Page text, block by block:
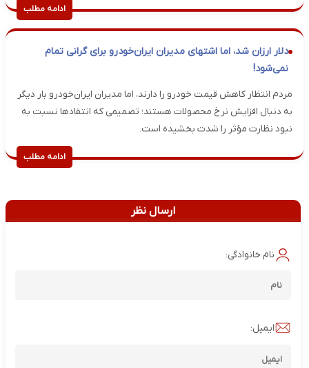
ادامه مطلب
دلار ارزان شد، اما اشتهای مدیران ایران‌خودرو برای گرانی تمام
نمی‌شود!
مردم انتظار کاهش قیمت خودرو را دارند، اما مدیران ایران‌خودرو بار دیگر
به دنبال افزایش نرخ محصولات هستند؛ تصمیمی که انتقادها نسبت به
نبود نظارت مؤثر را شدت بخشیده است.
ادامه مطلب
ارسال نظر
نام خانوادگی:
ایمیل: